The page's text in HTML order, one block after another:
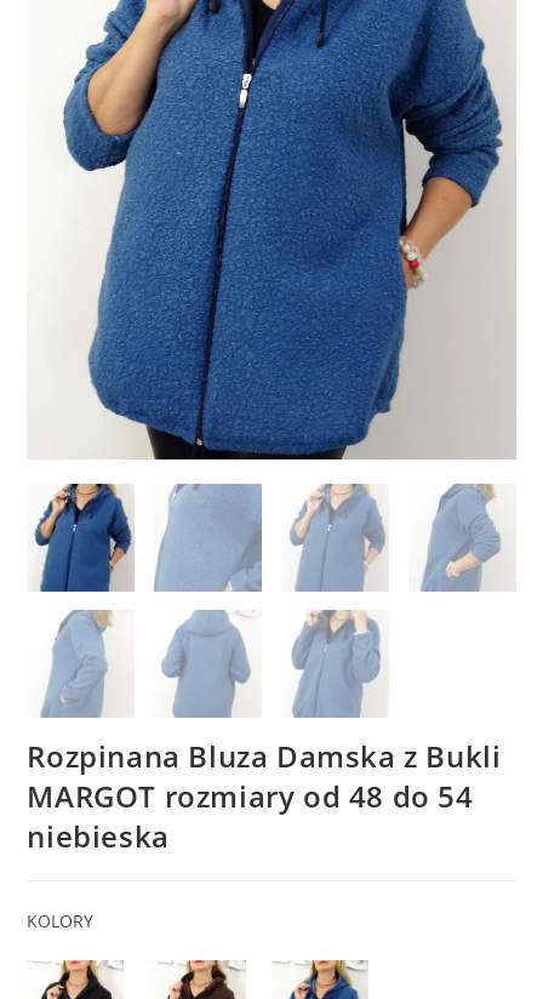
Rozpinana Bluza Damska z Bukli
MARGOT rozmiary od 48 do 54
niebieska
KOLORY